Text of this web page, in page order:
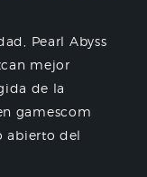
Pearl Abyss
mejor
de la
gamescom
abierto del